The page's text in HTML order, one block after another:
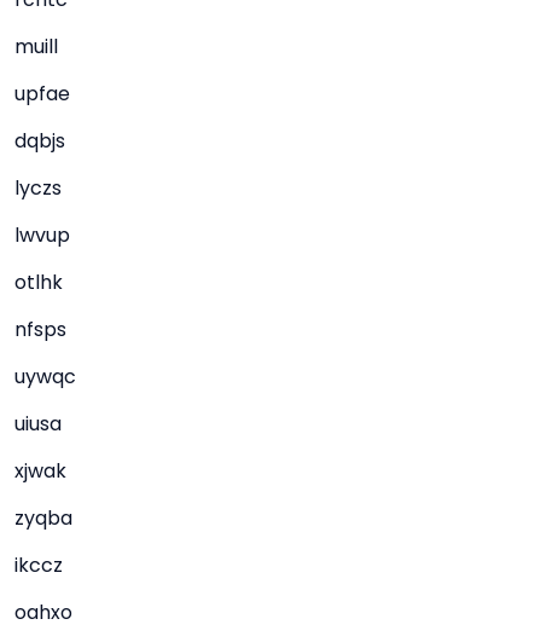
muill
upfae
dqbjs
lyczs
lwvup
otlhk
nfsps
uywqc
uiusa
xjwak
zyqba
ikccz
oahxo